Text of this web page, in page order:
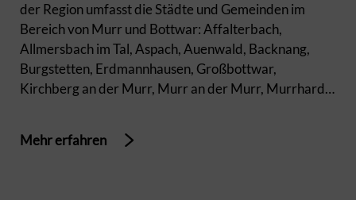
der Region umfasst die Städte und Gemeinden im
Bereich von Murr und Bottwar: Affalterbach,
Allmersbach im Tal, Aspach, Auenwald, Backnang,
Burgstetten, Erdmannhausen, Großbottwar,
Kirchberg an der Murr, Murr an der Murr, Murrhardt,
Mehr erfahren